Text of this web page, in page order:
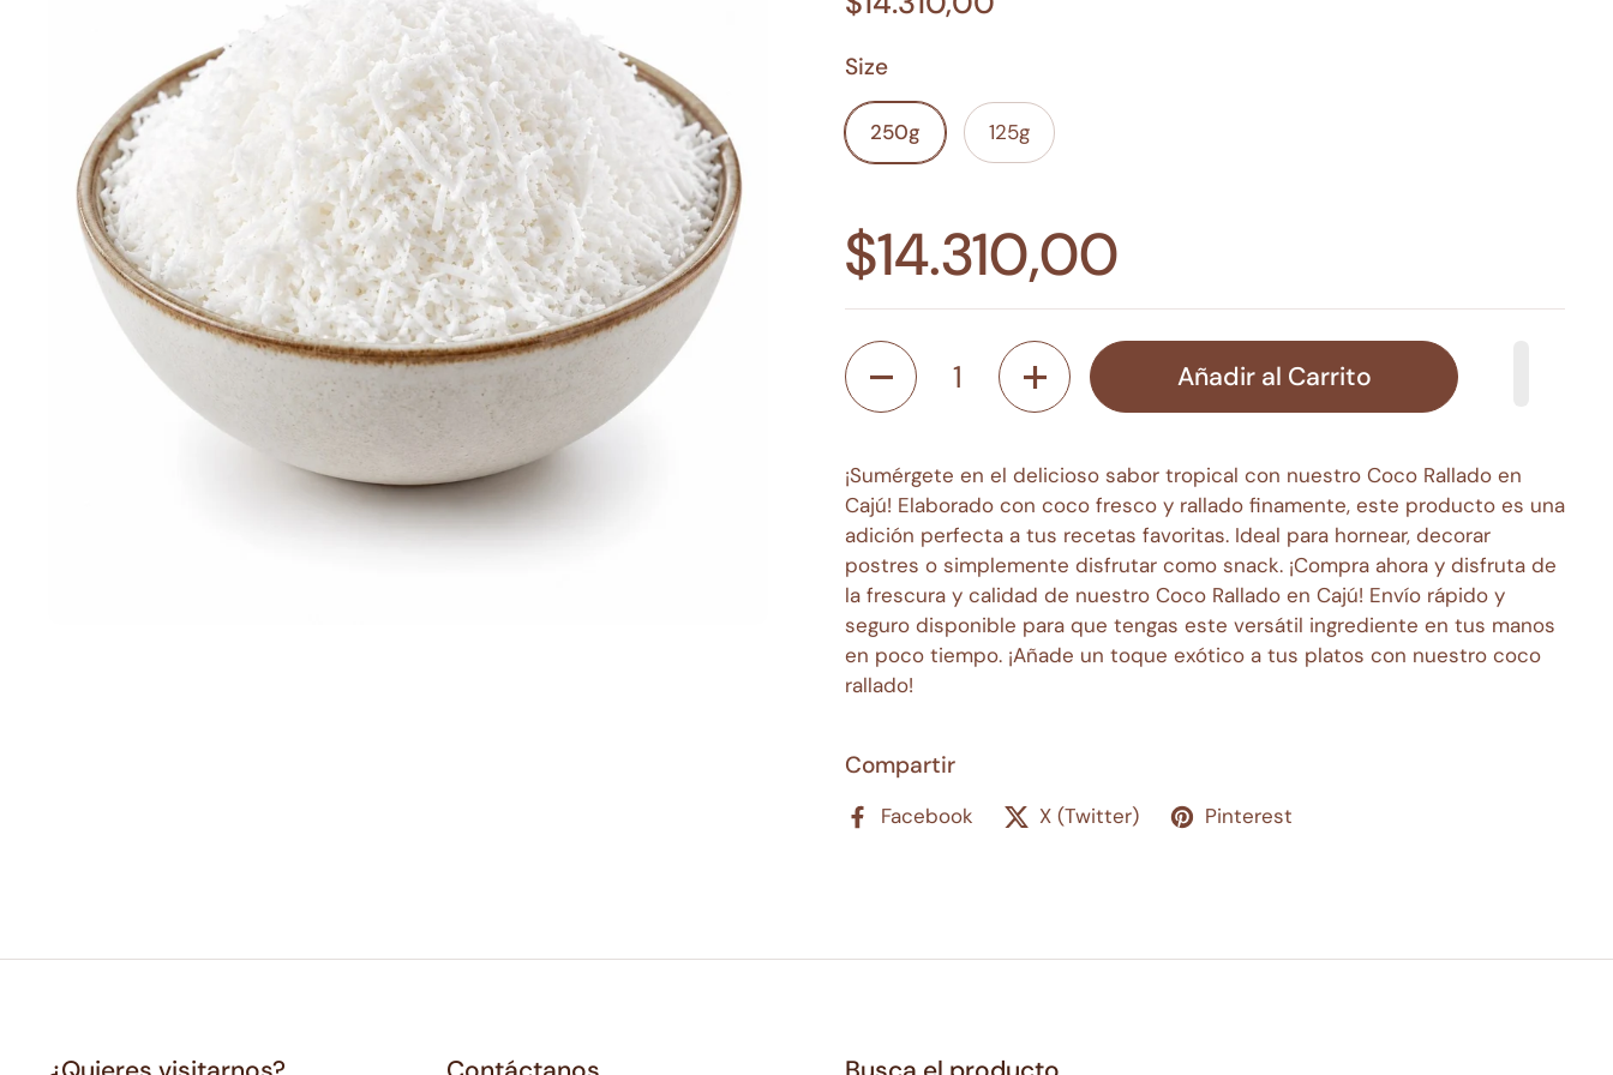
Size
250g 125g
$14.310,00
Cantidad
Añadir al Carrito
¡Sumérgete en el delicioso sabor tropical con nuestro Coco Rallado en
Cajú! Elaborado con coco fresco y rallado finamente, este producto es una
adición perfecta a tus recetas favoritas. Ideal para hornear, decorar
postres o simplemente disfrutar como snack. ¡Compra ahora y disfruta de
la frescura y calidad de nuestro Coco Rallado en Cajú! Envío rápido y
seguro disponible para que tengas este versátil ingrediente en tus manos
en poco tiempo. ¡Añade un toque exótico a tus platos con nuestro coco
rallado!
Compartir
Facebook X (Twitter) Pinterest